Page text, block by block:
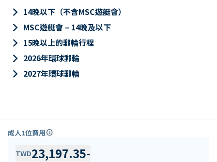
keyboard_arrow_right 14晚以下（不含MSC遊艇會）
keyboard_arrow_right MSC遊艇會 – 14晚及以下
keyboard_arrow_right 15晚以上的郵輪行程
keyboard_arrow_right 2026年環球郵輪
keyboard_arrow_right 2027年環球郵輪
成人1位費用info
TWD23,197.35-